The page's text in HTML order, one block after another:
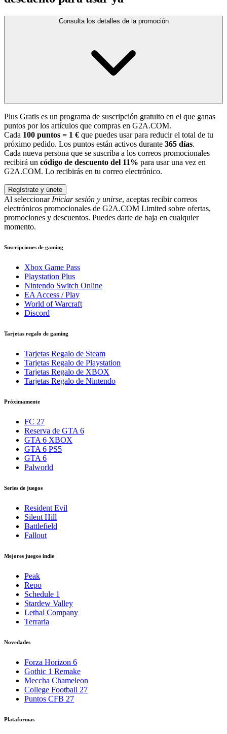
Consulta los detalles de la promoción
Plus Gratis es un programa de suscripción gratuito en el que ganas
puntos por los artículos que compras en G2A.COM.
Cada 100 puntos = 1 € que puedes usar para reducir el total de tu
próximo pedido. Los puntos están activos durante 365 días.
Cada nueva persona que se suscriba a los correos promocionales
recibirá un código de descuento del 11% para usar una vez en
G2A.COM. Lo recibirás en tu correo electrónico.
Regístrate y únete
Al seleccionar Iniciar sesión y unirse, aceptas recibir correos
electrónicos promocionales de G2A.COM Limited sobre ofertas,
promociones y descuentos. Puedes darte de baja en cualquier
momento.
Suscripciones de gaming
Xbox Game Pass
Playstation Plus
Nintendo Switch Online
EA Access / Play
World of Warcraft
Discord
Tarjetas regalo de gaming
Tarjetas Regalo de Steam
Tarjetas Regalo de Playstation
Tarjetas Regalo de XBOX
Tarjetas Regalo de Nintendo
Próximamente
FC 27
Reserva de GTA 6
GTA 6 XBOX
GTA 6 PS5
GTA 6
Palworld
Series de juegos
Resident Evil
Silent Hill
Battlefield
Fallout
Mejores juegos indie
Peak
Repo
Schedule 1
Stardew Valley
Lethal Company
Terraria
Novedades
Forza Horizon 6
Gothic 1 Remake
Meccha Chameleon
College Football 27
Puntos CFB 27
Plataformas